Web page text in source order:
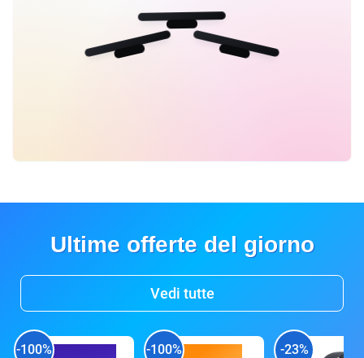
Ultime offerte del giorno
Vedi tutte
-100% -100% -23%